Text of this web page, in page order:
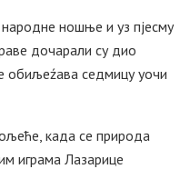
народне ношње и уз пјесму
дочарали су дио
обиљеźава седмицу уочи
када се природа
играма Лазарице